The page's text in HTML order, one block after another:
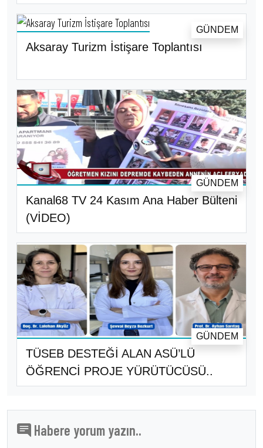
Aksaray Turizm İstişare Toplantısı
GÜNDEM
Kanal68 TV 24 Kasım Ana Haber Bülteni
(VİDEO)
GÜNDEM
TÜSEB DESTEĞİ ALAN ASÜ’LÜ
ÖĞRENCİ PROJE YÜRÜTÜCÜSÜ..
GÜNDEM
Habere yorum yazın..